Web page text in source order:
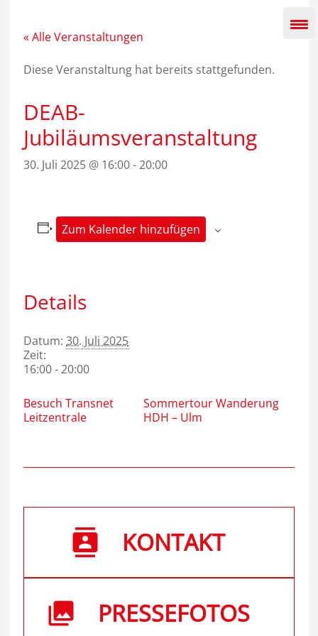
springen« Alle Veranstaltungen
Diese Veranstaltung hat bereits stattgefunden.
DEAB-
Jubiläumsveranstaltung
30. Juli 2025 @ 16:00-20:00
Zum Kalender hinzufügen
Details
Datum: 30. Juli 2025
Zeit:
16:00 - 20:00
Besuch Transnet
Leitzentrale
Sommertour Wanderung
HDH – Ulm
KONTAKT
PRESSEFOTOS